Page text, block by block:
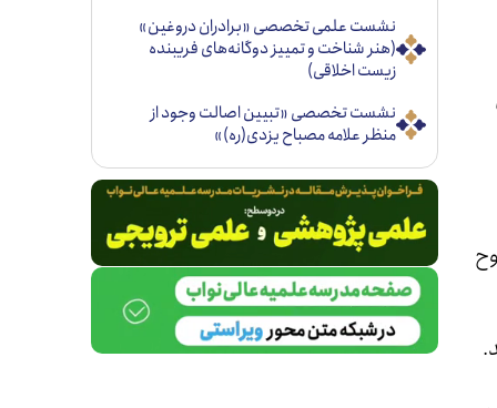
نشست علمی تخصصی «برادران دروغین»
(هنر شناخت و تمییز دوگانه‌های فریبنده
زیست اخلاقی)
نشست تخصصی «تبيين اصالت وجود از
منظر علامه مصباح يزدی(ره)»